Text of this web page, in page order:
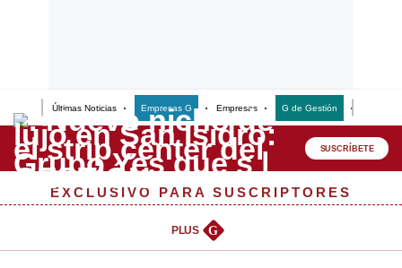
Últimas Noticias Empresas G Empresas G de Gestión
Lo último
Peru Quiosco
Management & Empleo
SUSCRÍBETE
EXCLUSIVO PARA SUSCRIPTORES
PLUS G